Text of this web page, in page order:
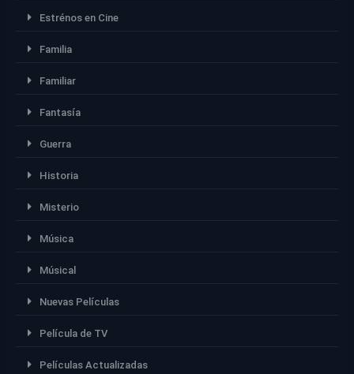
Estrénos en Cine
Familia
Familiar
Fantasía
Guerra
Historia
Misterio
Música
Músical
Nuevas Películas
Película de TV
Películas Actualizadas